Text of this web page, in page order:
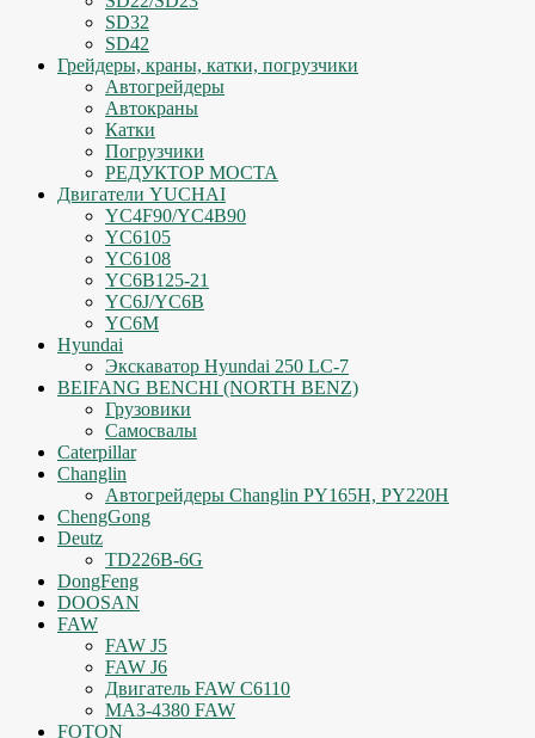
SD32
SD42
Грейдеры, краны, катки, погрузчики
Автогрейдеры
Автокраны
Катки
Погрузчики
РЕДУКТОР МОСТА
Двигатели YUCHAI
YC4F90/YC4B90
YC6105
YC6108
YC6B125-21
YC6J/YC6B
YC6M
Hyundai
Экскаватор Hyundai 250 LC-7
BEIFANG BENCHI (NORTH BENZ)
Грузовики
Самосвалы
Caterpillar
Changlin
Автогрейдеры Changlin PY165H, PY220H
ChengGong
Deutz
TD226B-6G
DongFeng
DOOSAN
FAW
FAW J5
FAW J6
Двигатель FAW C6110
МАЗ-4380 FAW
FOTON